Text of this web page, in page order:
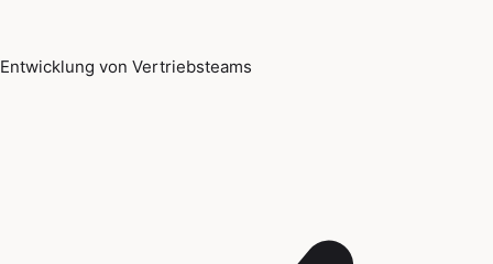
Entwicklung von Vertriebsteams